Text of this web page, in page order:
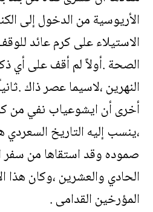
الأريوسية من الدخول إلى
الاستيلاء على كرم عائد
الصحة .أولاً لم أقف على أي
النهرين ،لاسيما عصر ذاك
أخرى أن ايشوعياب نفي من
،ينسب إليه التاريخ السعردي
صموده وقد استقاها من سفر
الحادي والعشرين ،وكان هذا
المؤرخين القدامى .